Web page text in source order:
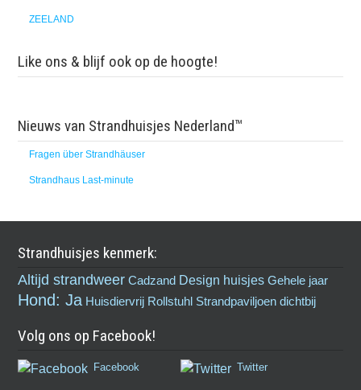
ZEELAND
Like ons & blijf ook op de hoogte!
Nieuws van Strandhuisjes Nederland™
Fragen über Strandhäuser
Strandhaus Last-minute
Strandhuisjes kenmerk:
Altijd strandweer Cadzand Design huisjes Gehele jaar
Hond: Ja Huisdiervrij Rollstuhl Strandpaviljoen dichtbij
Volg ons op Facebook!
Facebook Twitter